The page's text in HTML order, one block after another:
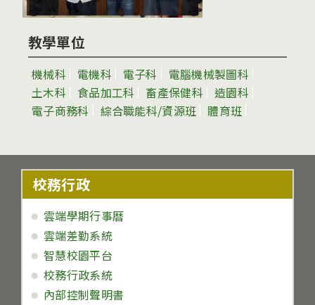
教學單位
機械科 電機科 電子科
電腦機械製圖科
土木科
食品加工科 畜產保健科
造園科
電子商務科
綜合職能科/資源班 體育班
校務行政
雲端學期行事曆
雲端差勤系統
智慧校園平台
校務行政系統
內部控制聲明書